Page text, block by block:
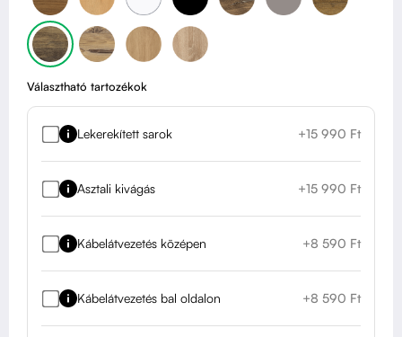
Választható tartozékok
Lekerekített sarok +15 990 Ft
Asztali kivágás +15 990 Ft
Kábelátvezetés középen +8 590 Ft
Kábelátvezetés bal oldalon +8 590 Ft